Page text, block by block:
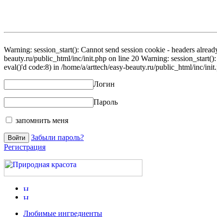
Warning: session_start(): Cannot send session cookie - headers
beauty.ru/public_html/inc/init.php on line 20 Warning:
eval()'d code:8) in /home/a/arttech/easy-beauty.ru/public_html/inc/
Логин
Пароль
запомнить меня
Забыли пароль?
Регистрация
Любимые ингредиенты